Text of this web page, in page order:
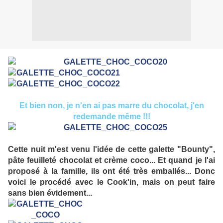
Et bien non, je n'en ai pas marre du chocolat, j'en
redemande même !!!
Cette nuit m'est venu l'idée de cette galette "Bounty",
pâte feuilleté chocolat et crème coco... Et quand je l'ai
proposé à la famille, ils ont été très emballés... Donc
voici le procédé avec le Cook'in, mais on peut faire
sans bien évidement...